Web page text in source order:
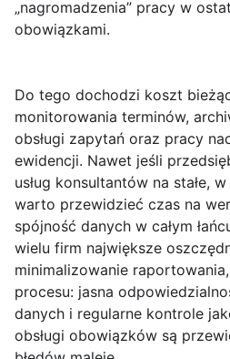
„nagromadzenia” pracy w
obowiązkami.
Do tego dochodzi koszt
monitorowania terminów,
obsługi zapytań oraz pracy
ewidencji. Nawet jeśli
usług konsultantów na stałe,
warto przewidzieć czas na
spójność danych w całym
wielu firm największe
minimalizowanie
procesu: jasna
danych i regularne kontrole
obsługi obowiązków są